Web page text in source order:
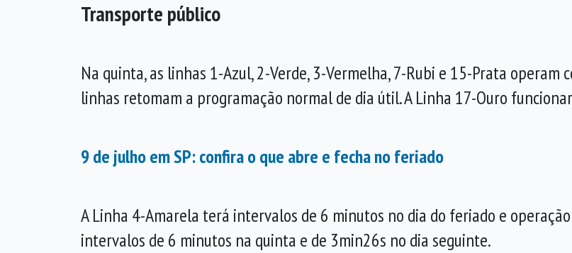
Transporte público
Na quinta, as linhas 1-Azul, 2-Verde, 3-Vermelha, 7-Rubi e 15-Prata operam
linhas retomam a programação normal de dia útil. A Linha 17-Ouro
9 de julho em SP: confira o que abre e fecha no feriado
A Linha 4-Amarela terá intervalos de 6 minutos no dia do feriado e
intervalos de 6 minutos na quinta e de 3min26s no dia seguinte.